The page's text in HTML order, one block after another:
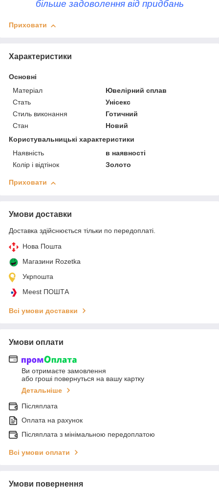
більше задоволення від придбань
Приховати
Характеристики
Основні
Матеріал
Ювелірний сплав
Стать
Унісекс
Стиль виконання
Готичний
Стан
Новий
Користувальницькі характеристики
Наявність
в наявності
Колір і відтінок
Золото
Приховати
Умови доставки
Доставка здійснюється тільки по передоплаті.
Нова Пошта
Магазини Rozetka
Укрпошта
Meest ПОШТА
Всі умови доставки
Умови оплати
Ви отримаєте замовлення
або гроші повернуться на вашу картку
Детальніше
Післяплата
Оплата на рахунок
Післяплата з мінімальною передоплатою
Всі умови оплати
Умови повернення